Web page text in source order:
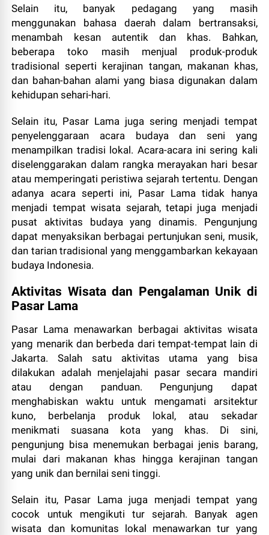
Selain itu, banyak pedagang yang masih
menggunakan bahasa daerah dalam bertransaksi,
menambah kesan autentik dan khas. Bahkan,
beberapa toko masih menjual produk-produk
tradisional seperti kerajinan tangan, makanan khas,
dan bahan-bahan alami yang biasa digunakan dalam
kehidupan sehari-hari.
Selain itu, Pasar Lama juga sering menjadi tempat
penyelenggaraan acara budaya dan seni yang
menampilkan tradisi lokal. Acara-acara ini sering kali
diselenggarakan dalam rangka merayakan hari besar
atau memperingati peristiwa sejarah tertentu. Dengan
adanya acara seperti ini, Pasar Lama tidak hanya
menjadi tempat wisata sejarah, tetapi juga menjadi
pusat aktivitas budaya yang dinamis. Pengunjung
dapat menyaksikan berbagai pertunjukan seni, musik,
dan tarian tradisional yang menggambarkan kekayaan
budaya Indonesia.
Aktivitas Wisata dan Pengalaman Unik di
Pasar Lama
Pasar Lama menawarkan berbagai aktivitas wisata
yang menarik dan berbeda dari tempat-tempat lain di
Jakarta. Salah satu aktivitas utama yang bisa
dilakukan adalah menjelajahi pasar secara mandiri
atau dengan panduan. Pengunjung dapat
menghabiskan waktu untuk mengamati arsitektur
kuno, berbelanja produk lokal, atau sekadar
menikmati suasana kota yang khas. Di sini,
pengunjung bisa menemukan berbagai jenis barang,
mulai dari makanan khas hingga kerajinan tangan
yang unik dan bernilai seni tinggi.
Selain itu, Pasar Lama juga menjadi tempat yang
cocok untuk mengikuti tur sejarah. Banyak agen
wisata dan komunitas lokal menawarkan tur yang